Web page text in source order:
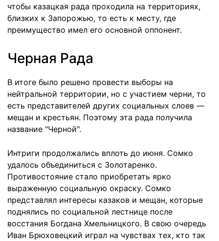
чтобы казацкая рада проходила на территориях,
близких к Запорожью, то есть к месту, где
преимущество имел его основной оппонент.
Черная Рада
В итоге было решено провести выборы на
нейтральной территории, но с участием черни, то
есть представителей других социальных слоев —
мещан и крестьян. Поэтому эта рада получила
название "Черной".
Интриги продолжались вплоть до июня. Сомко
удалось объединиться с Золотаренко.
Противостояние стало приобретать ярко
выраженную социальную окраску. Сомко
представлял интересы казаков и мещан, которые
поднялись по социальной лестнице после
восстания Богдана Хмельницкого. В свою очередь
Иван Брюховецкий играл на чувствах тех, кто так